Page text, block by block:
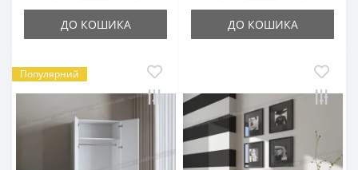
ДО КОШИКА ДО КОШИКА
Популярний